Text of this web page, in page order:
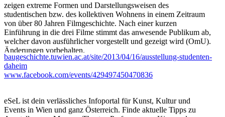
zeigen extreme Formen und Darstellungsweisen des
studentischen bzw. des kollektiven Wohnens in einem Zeitraum
von über 80 Jahren Filmgeschichte. Nach einer kurzen
Einführung in die drei Filme stimmt das anwesende Publikum ab,
welcher davon ausführlicher vorgestellt und gezeigt wird (OmU).
Änderungen vorbehalten.
Event im Rahmen der LVA 251.717 „Vertiefungsseminar ::
Studentisches Wohnen in Wien“ (TU Wien) :: Gäste natürlich
...Mehr lesen
baugeschichte.tuwien.ac.at/site/2013/04/16/ausstellung-studenten-
daheim
www.facebook.com/events/429497450470836
eSeL ist dein verlässliches Infoportal für Kunst, Kultur und
Events in Wien und ganz Österreich. Finde aktuelle Tipps zu